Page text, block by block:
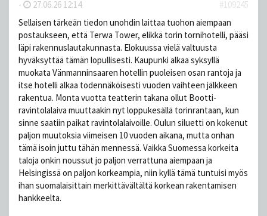
- 27.06.26 12:14
#109245
Sellaisen tärkeän tiedon unohdin laittaa tuohon aiempaan
postaukseen, että Terwa Tower, elikkä torin tornihotelli, pääsi
läpi rakennuslautakunnasta. Elokuussa vielä valtuusta
hyväksyttää tämän lopullisesti. Kaupunki alkaa syksyllä
muokata Vänmanninsaaren hotellin puoleisen osan rantoja ja
itse hotelli alkaa todennäköisesti vuoden vaihteen jälkkeen
rakentua. Monta vuotta teatterin takana ollut Bootti-
ravintolalaiva muuttaakin nyt loppukesällä torinrantaan, kun
sinne saatiin paikat ravintolalaivoille. Oulun siluetti on kokenut
paljon muutoksia viimeisen 10 vuoden aikana, mutta onhan
tämä isoin juttu tähän mennessä. Vaikka Suomessa korkeita
taloja onkin noussut jo paljon verrattuna aiempaan ja
Helsingissä on paljon korkeampia, niin kyllä tämä tuntuisi myös
ihan suomalaisittain merkittävältältä korkean rakentamisen
hankkeelta.